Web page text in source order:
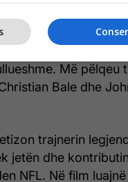
dhe fakti që ai më
bujar dhe profesional
më të
Më pëlqeu
Bale dhe
trajnerin
jetën dhe
NFL. Në film luajnë